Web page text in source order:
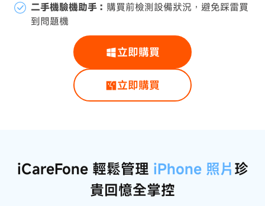
二手機驗機助手： 購買前檢測設備狀況，避免踩雷買
到問題機
立即購買
立即購買
iCareFone 輕鬆管理 iPhone 照片珍
貴回憶全掌控